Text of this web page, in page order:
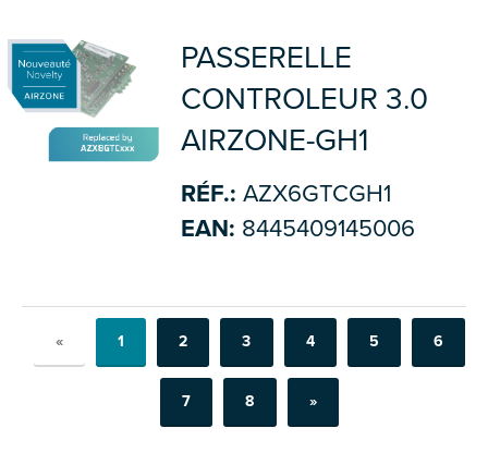
PASSERELLE
CONTROLEUR 3.0
AIRZONE-GH1
RÉF.: AZX6GTCGH1
EAN: 8445409145006
« 1 2 3 4 5 6
7 8 »